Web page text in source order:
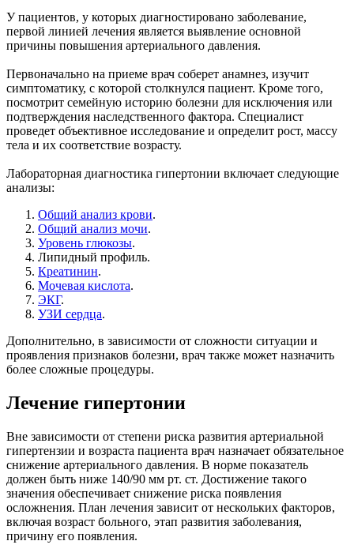
У пациентов, у которых диагностировано заболевание,
первой линией лечения является выявление основной
причины повышения артериального давления.
Первоначально на приеме врач соберет анамнез, изучит
симптоматику, с которой столкнулся пациент. Кроме того,
посмотрит семейную историю болезни для исключения или
подтверждения наследственного фактора. Специалист
проведет объективное исследование и определит рост, массу
тела и их соответствие возрасту.
Лабораторная диагностика гипертонии включает следующие
анализы:
Общий анализ крови.
Общий анализ мочи.
Уровень глюкозы.
Липидный профиль.
Креатинин.
Мочевая кислота.
ЭКГ.
УЗИ сердца.
Дополнительно, в зависимости от сложности ситуации и
проявления признаков болезни, врач также может назначить
более сложные процедуры.
Лечение гипертонии
Вне зависимости от степени риска развития артериальной
гипертензии и возраста пациента врач назначает обязательное
снижение артериального давления. В норме показатель
должен быть ниже 140/90 мм рт. ст. Достижение такого
значения обеспечивает снижение риска появления
осложнения. План лечения зависит от нескольких факторов,
включая возраст больного, этап развития заболевания,
причину его появления.